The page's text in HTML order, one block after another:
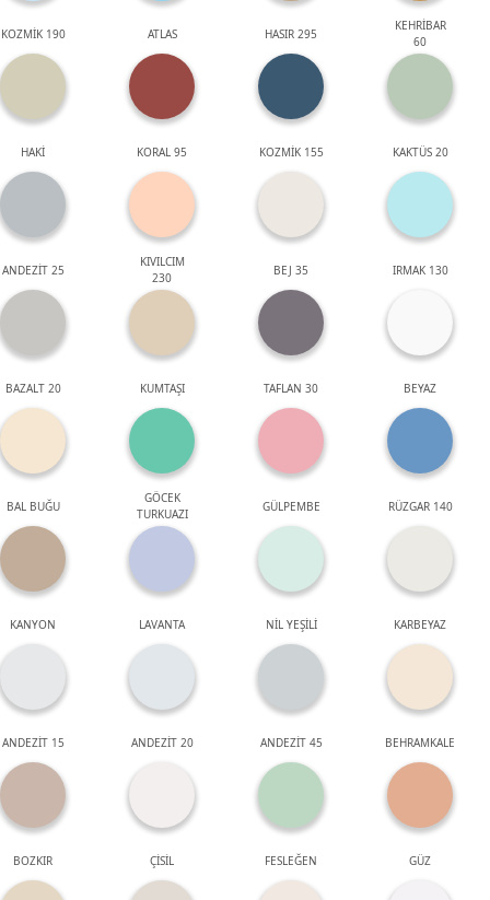
KOZMİK 190 ATLAS HASIR 295
KEHRİBAR
60
HAKİ KORAL 95 KOZMİK 155 KAKTÜS 20
ANDEZİT 25
KIVILCIM
230
BEJ 35 IRMAK 130
BAZALT 20 KUMTAŞI TAFLAN 30 BEYAZ
BAL BUĞU
GÖCEK
TURKUAZI
GÜLPEMBE RÜZGAR 140
KANYON LAVANTA NİL YEŞİLİ KARBEYAZ
ANDEZİT 15 ANDEZİT 20 ANDEZİT 45 BEHRAMKALE
BOZKIR ÇİSİL FESLEĞEN GÜZ